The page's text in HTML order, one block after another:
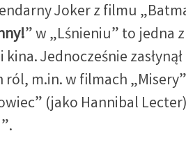
Joker z filmu
” w „Lśnieniu” to jedna
Jednocześnie
m.in. w filmach
(jako Hannibal